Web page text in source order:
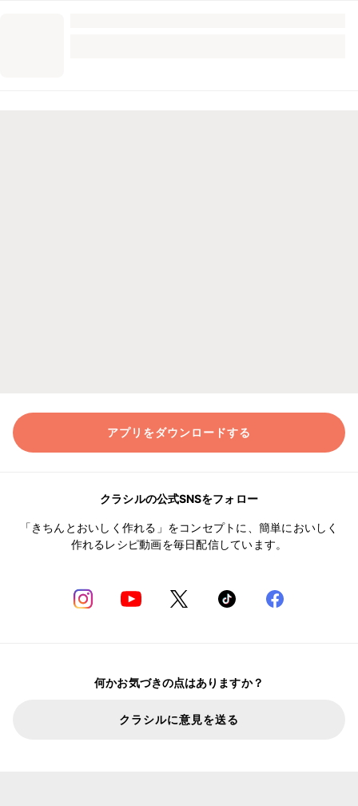
アプリをダウンロードする
クラシルの公式SNSをフォロー
「きちんとおいしく作れる」をコンセプトに、簡単においしく
作れるレシピ動画を毎日配信しています。
何かお気づきの点はありますか？
クラシルに意見を送る